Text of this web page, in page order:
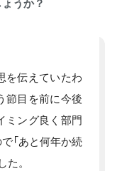
を伝えていたわ
節目を前に今後
ミング良く部門
「あと何年か続
。